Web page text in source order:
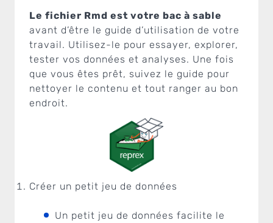
Le fichier Rmd est votre bac à sable
avant d’être le guide d’utilisation de votre
travail. Utilisez-le pour essayer, explorer,
tester vos données et analyses. Une fois
que vous êtes prêt, suivez le guide pour
nettoyer le contenu et tout ranger au bon
endroit.
Créer un petit jeu de données
Un petit jeu de données facilite le